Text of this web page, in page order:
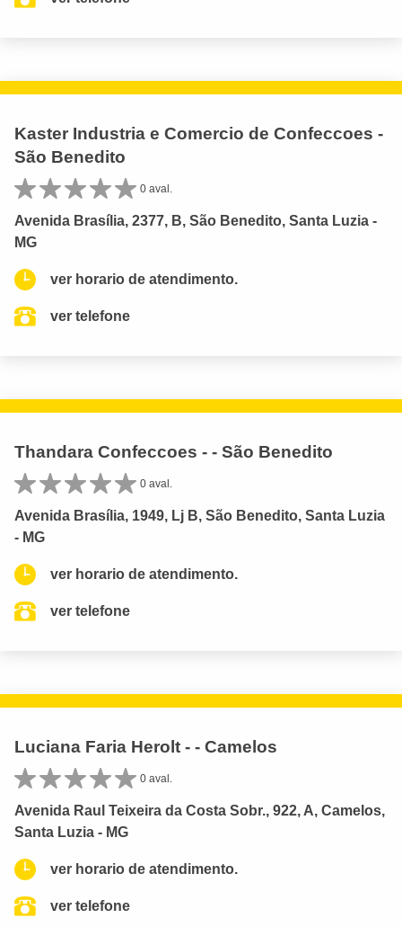
Kaster Industria e Comercio de Confeccoes -
São Benedito
0 aval.
Avenida Brasília, 2377, B, São Benedito, Santa Luzia -
MG
ver horario de atendimento.
ver telefone
Thandara Confeccoes - - São Benedito
0 aval.
Avenida Brasília, 1949, Lj B, São Benedito, Santa Luzia
- MG
ver horario de atendimento.
ver telefone
Luciana Faria Herolt - - Camelos
0 aval.
Avenida Raul Teixeira da Costa Sobr., 922, A, Camelos,
Santa Luzia - MG
ver horario de atendimento.
ver telefone